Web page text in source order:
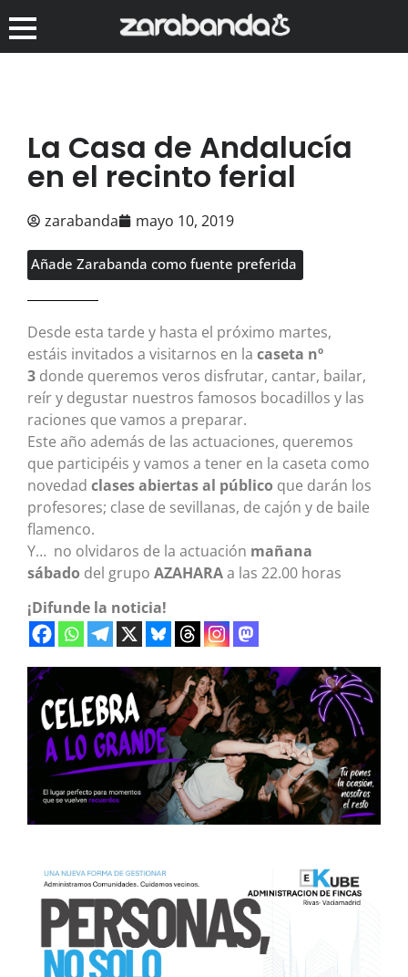
La Casa de Andalucía
en el recinto ferial
zarabanda mayo 10, 2019
Añade Zarabanda como fuente preferida
Desde esta tarde y hasta el próximo martes,
estáis invitados a visitarnos en la caseta nº
3 donde queremos veros disfrutar, cantar, bailar,
reír y degustar nuestros famosos bocadillos y las
raciones que vamos a preparar.
Este año además de las actuaciones, queremos
que participéis y vamos a tener en la caseta como
novedad clases abiertas al público que darán los
profesores; clase de sevillanas, de cajón y de baile
flamenco.
Y… no olvidaros de la actuación mañana
sábado del grupo AZAHARAa las 22.00 horas
¡Difunde la noticia!